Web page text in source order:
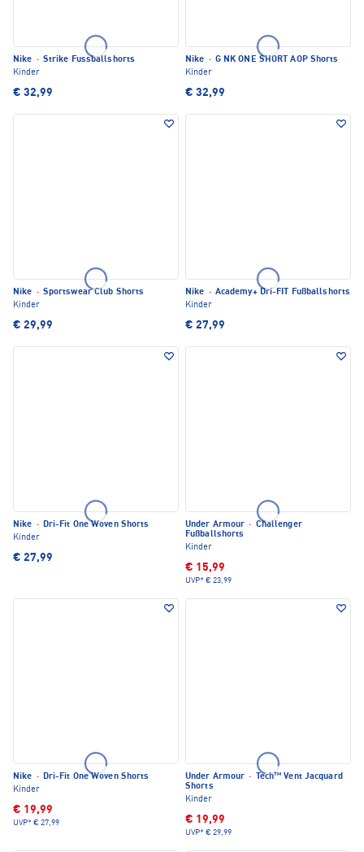
Nike · Strike Fussballshorts
Kinder
€ 32,99
Nike · G NK ONE SHORT AOP Shorts
Kinder
€ 32,99
Nike · Sportswear Club Shorts
Kinder
€ 29,99
Nike · Academy+ Dri-FIT Fußballshorts
Kinder
€ 27,99
Nike · Dri-Fit One Woven Shorts
Kinder
€ 27,99
Under Armour · Challenger
Fußballshorts
Kinder
€ 15,99
UVP* € 23,99
Nike · Dri-Fit One Woven Shorts
Kinder
€ 19,99
UVP* € 27,99
Under Armour ·
Tech™ Vent Jacquard
Shorts
Kinder
€ 19,99
UVP* € 29,99